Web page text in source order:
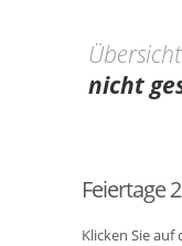
nicht
Feiertage
Klicken Sie